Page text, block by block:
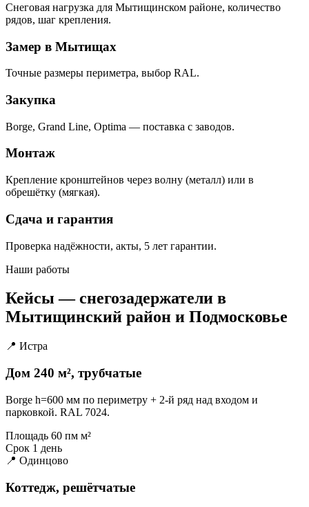
Снеговая нагрузка для Мытищинском районе, количество
рядов, шаг крепления.
Замер в Мытищах
Точные размеры периметра, выбор RAL.
Закупка
Borge, Grand Line, Optima — поставка с заводов.
Монтаж
Крепление кронштейнов через волну (металл) или в
обрешётку (мягкая).
Сдача и гарантия
Проверка надёжности, акты, 5 лет гарантии.
Наши работы
Кейсы — снегозадержатели в
Мытищинский район и Подмосковье
📍 Истра
Дом 240 м², трубчатые
Borge h=600 мм по периметру + 2-й ряд над входом и
парковкой. RAL 7024.
Площадь 60 пм м²
Срок 1 день
📍 Одинцово
Коттедж, решётчатые